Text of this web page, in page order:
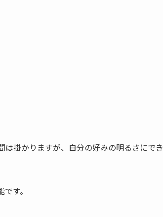
掛かりますが、自分の好みの明るさにでき
す。